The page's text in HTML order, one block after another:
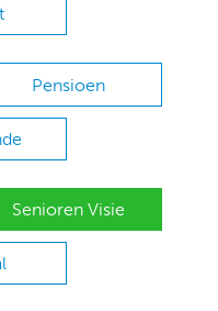
Pensioen
Senioren Visie